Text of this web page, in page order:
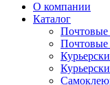
О компании
Каталог
Почтовые
Почтовые